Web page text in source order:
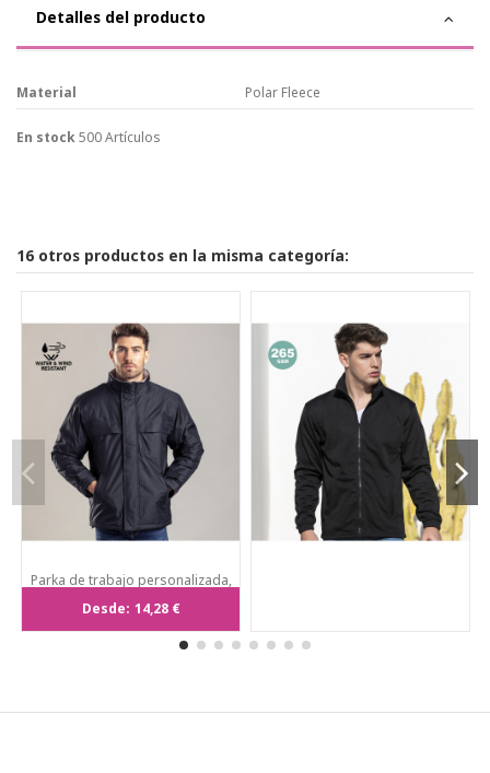
Detalles del producto
Material Polar Fleece
En stock500 Artículos
16 otros productos en la misma categoría:
Parka de trabajo personalizada,
Desde: 14,28 €